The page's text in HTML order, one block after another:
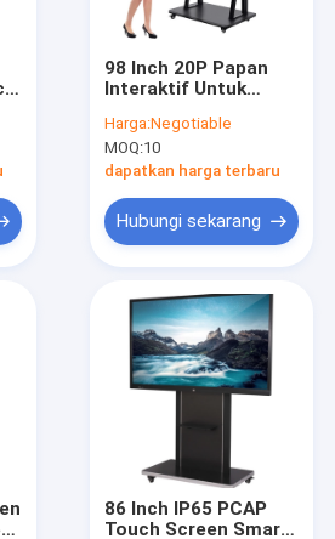
98 Inch 20P Papan
Interaktif Untuk
visual 2158×1214mm
Harga:Negotiable
MOQ:10
dapatkan harga terbaru
Hubungi sekarang
86 Inch IP65 PCAP
Touch Screen Smart